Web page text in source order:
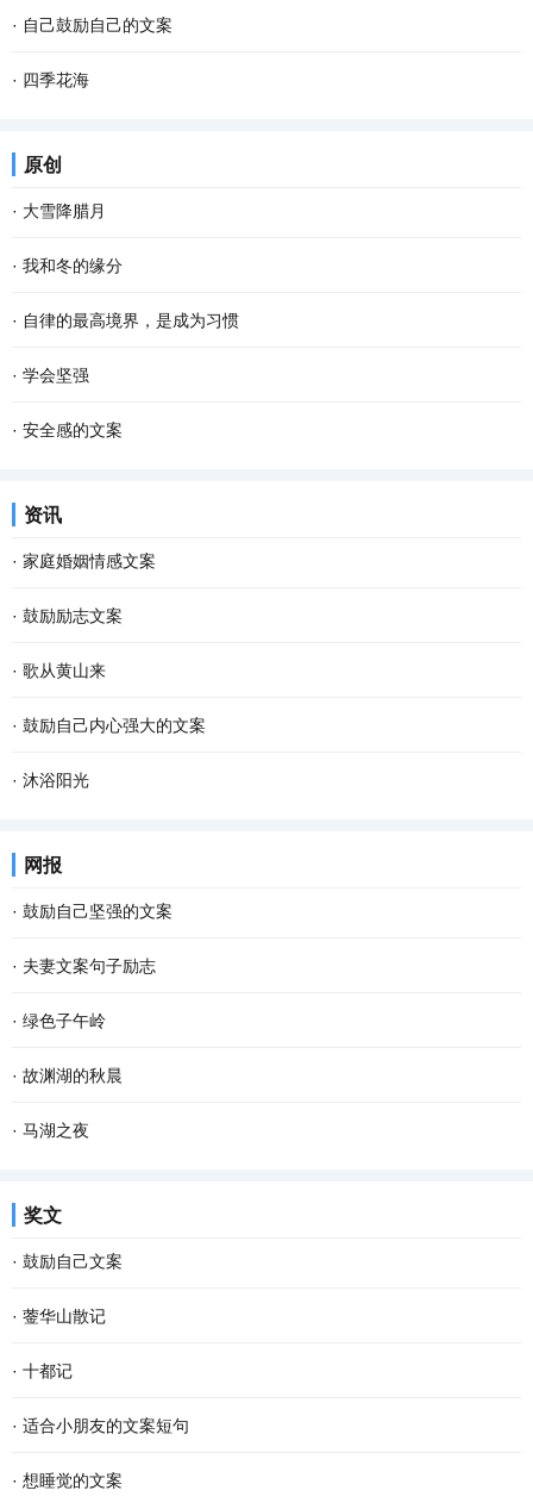
· 自己鼓励自己的文案
· 四季花海
原创
· 大雪降腊月
· 我和冬的缘分
· 自律的最高境界，是成为习惯
· 学会坚强
· 安全感的文案
资讯
· 家庭婚姻情感文案
· 鼓励励志文案
· 歌从黄山来
· 鼓励自己内心强大的文案
· 沐浴阳光
网报
· 鼓励自己坚强的文案
· 夫妻文案句子励志
· 绿色子午岭
· 故渊湖的秋晨
· 马湖之夜
奖文
· 鼓励自己文案
· 蓥华山散记
· 十都记
· 适合小朋友的文案短句
· 想睡觉的文案